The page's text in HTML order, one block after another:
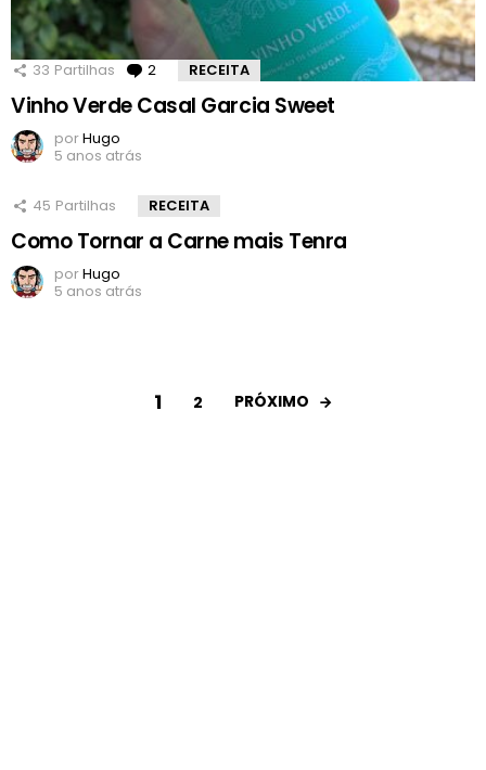
33 Partilhas 2 Comentários
RECEITA
Vinho Verde Casal Garcia Sweet
porHugo
5 anos atrás
45 Partilhas RECEITA
Como Tornar a Carne mais Tenra
porHugo
5 anos atrás
1 2 PRÓXIMO